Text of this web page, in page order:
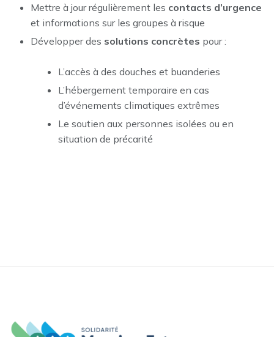
Mettre à jour régulièrement les contacts d’urgence
et informations sur les groupes à risque
Développer des solutions concrètes pour :
L’accès à des douches et buanderies
L’hébergement temporaire en cas
d’événements climatiques extrêmes
Le soutien aux personnes isolées ou en
situation de précarité